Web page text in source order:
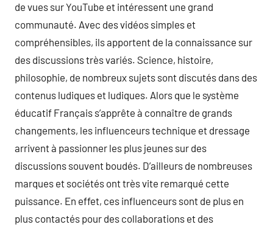
de vues sur YouTube et intéressent une grand
communauté. Avec des vidéos simples et
compréhensibles, ils apportent de la connaissance sur
des discussions très variés. Science, histoire,
philosophie, de nombreux sujets sont discutés dans des
contenus ludiques et ludiques. Alors que le système
éducatif Français s’apprête à connaître de grands
changements, les influenceurs technique et dressage
arrivent à passionner les plus jeunes sur des
discussions souvent boudés. D’ailleurs de nombreuses
marques et sociétés ont très vite remarqué cette
puissance. En effet, ces influenceurs sont de plus en
plus contactés pour des collaborations et des